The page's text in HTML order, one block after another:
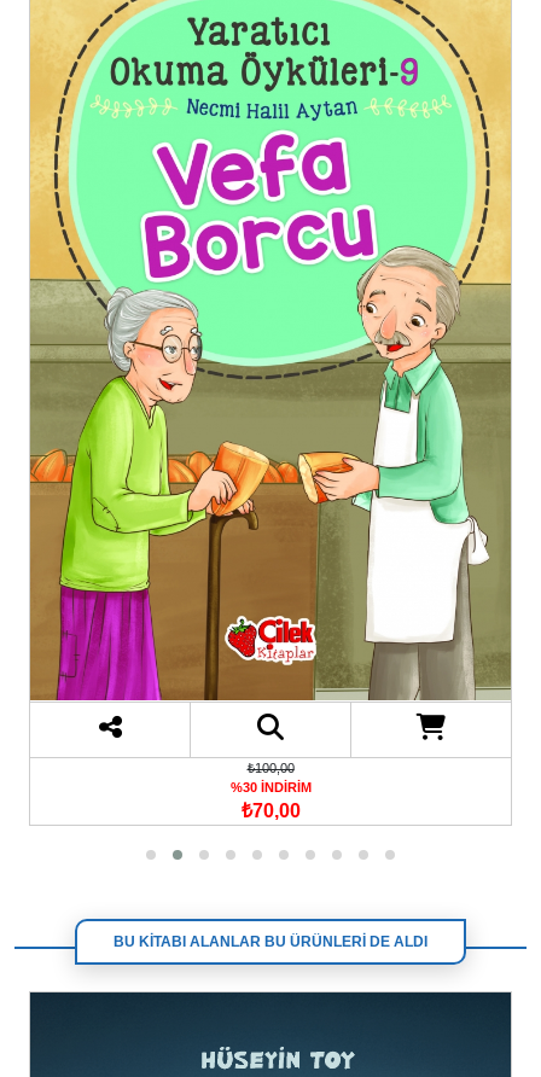
₺130,00
%30 İNDİRİM
₺91,00
BU KİTABI ALANLAR BU ÜRÜNLERİ DE ALDI